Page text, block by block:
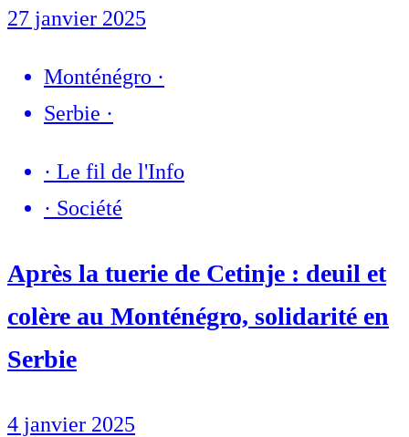
27 janvier 2025
Monténégro ·
Serbie ·
· Le fil de l'Info
· Société
Après la tuerie de Cetinje : deuil et
colère au Monténégro, solidarité en
Serbie
4 janvier 2025